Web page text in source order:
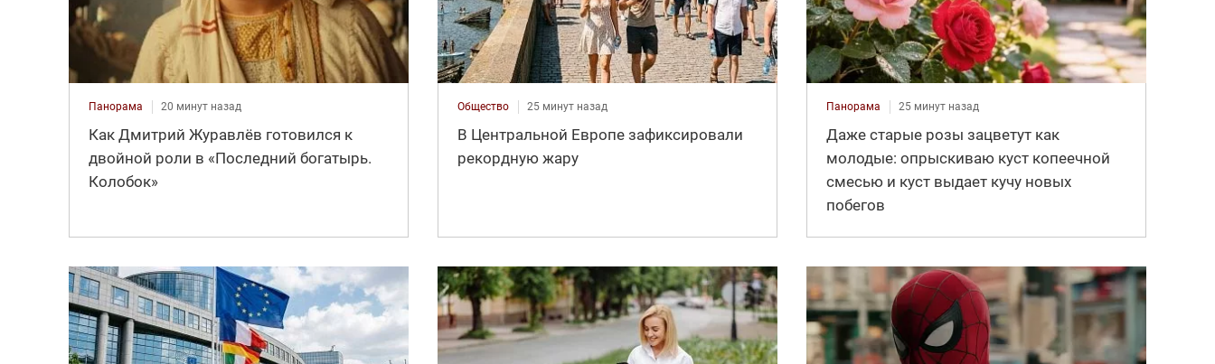
Панорама 20 минут назад
Как Дмитрий Журавлёв готовился к
двойной роли в «Последний богатырь.
Колобок»
Общество 25 минут назад
В Центральной Европе зафиксировали
рекордную жару
Панорама 25 минут назад
Даже старые розы зацветут как
молодые: опрыскиваю куст копеечной
смесью и куст выдает кучу новых
побегов